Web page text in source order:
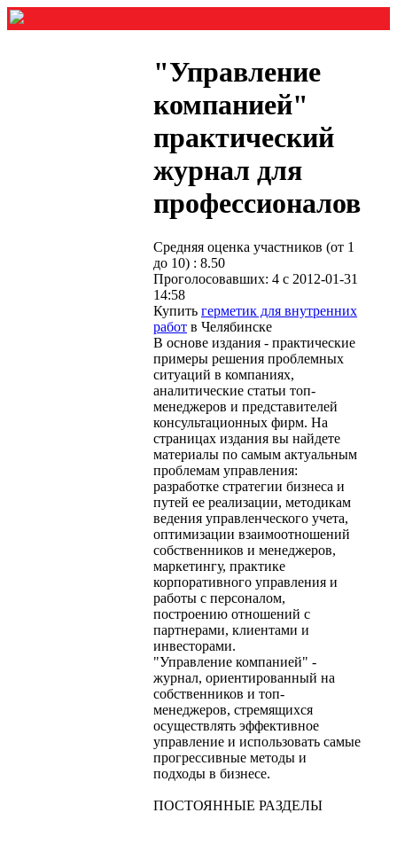
"Управление
компанией"
практический
журнал для
профессионалов
Средняя оценка участников (от 1
до 10) : 8.50
Проголосовавших: 4 с 2012-01-31
14:58
Купить герметик для внутренних
работ в Челябинске
В основе издания - практические
примеры решения проблемных
ситуаций в компаниях,
аналитические статьи топ-
менеджеров и представителей
консультационных фирм. На
страницах издания вы найдете
материалы по самым актуальным
проблемам управления:
разработке стратегии бизнеса и
путей ее реализации, методикам
ведения управленческого учета,
оптимизации взаимоотношений
собственников и менеджеров,
маркетингу, практике
корпоративного управления и
работы с персоналом,
построению отношений с
партнерами, клиентами и
инвесторами.
"Управление компанией" -
журнал, ориентированный на
собственников и топ-
менеджеров, стремящихся
осуществлять эффективное
управление и использовать самые
прогрессивные методы и
подходы в бизнесе.
ПОСТОЯННЫЕ РАЗДЕЛЫ